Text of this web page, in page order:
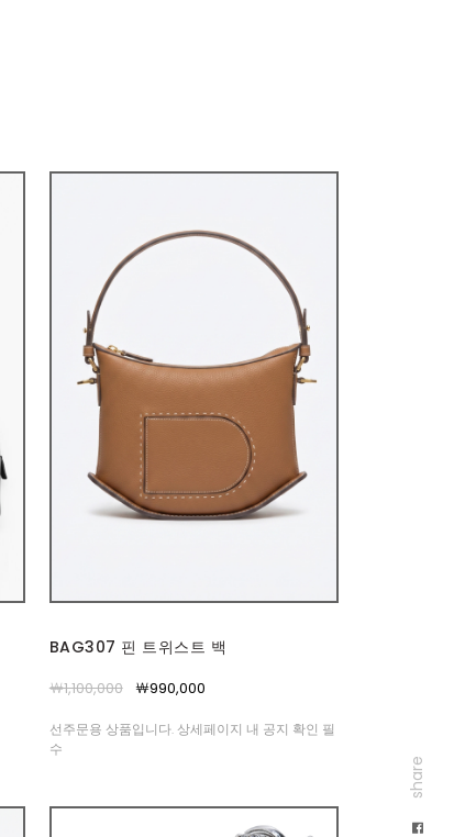
share
BAG307 핀 트위스트 백
￦1,100,000 ￦990,000
선주문용 상품입니다. 상세페이지 내 공지 확인 필
수